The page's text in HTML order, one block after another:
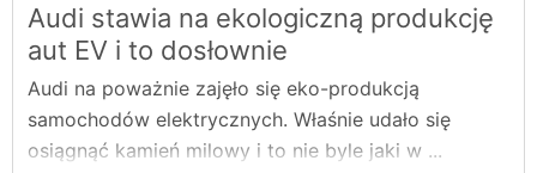
Audi stawia na ekologiczną produkcję
aut EV i to dosłownie
Audi na poważnie zajęło się eko-produkcją
samochodów elektrycznych. Właśnie udało się
osiągnąć kamień milowy i to nie byle jaki w ...